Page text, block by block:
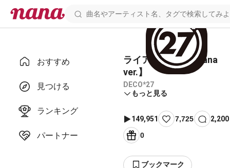
おすすめ
見つける
ランキング
パートナー
ライアーダンス【nana
ver.】
DECO*27
もっと見る
149,951 7,725
2,200
0
ブックマーク